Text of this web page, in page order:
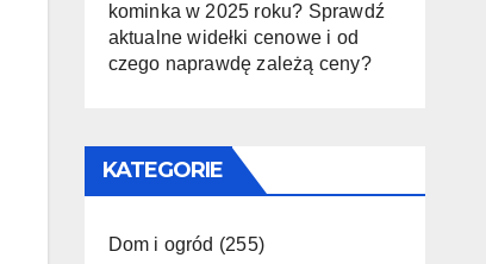
kominka w 2025 roku? Sprawdź
aktualne widełki cenowe i od
czego naprawdę zależą ceny?
KATEGORIE
Dom i ogród (255)